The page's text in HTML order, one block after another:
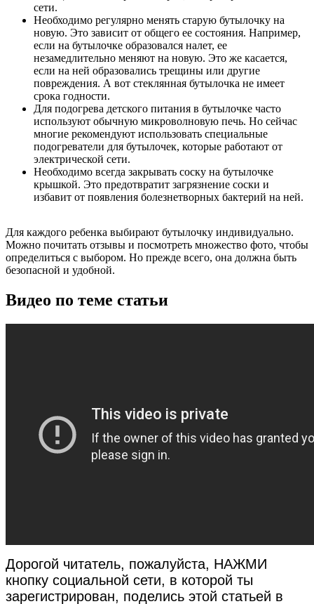
сети.
Необходимо регулярно менять старую бутылочку на
новую. Это зависит от общего ее состояния. Например,
если на бутылочке образовался налет, ее
незамедлительно меняют на новую. Это же касается,
если на ней образовались трещины или другие
повреждения. А вот стеклянная бутылочка не имеет
срока годности.
Для подогрева детского питания в бутылочке часто
используют обычную микроволновую печь. Но сейчас
многие рекомендуют использовать специальные
подогреватели для бутылочек, которые работают от
электрической сети.
Необходимо всегда закрывать соску на бутылочке
крышкой. Это предотвратит загрязнение соски и
избавит от появления болезнетворных бактерий на ней.
Для каждого ребенка выбирают бутылочку индивидуально.
Можно почитать отзывы и посмотреть множество фото, чтобы
определиться с выбором. Но прежде всего, она должна быть
безопасной и удобной.
Видео по теме статьи
Дорогой читатель, пожалуйста, НАЖМИ
кнопку социальной сети, в которой ты
зарегистрирован, поделись этой статьей в